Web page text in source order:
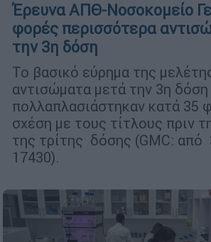
Έρευνα ΑΠΘ-Νοσοκομείο
φορές περισσότερα
την 3η δόση
Το βασικό εύρημα της
αντισώματα μετά την 3η δόση
πολλαπλασιάστηκαν κατά 35
σχέση με τους τίτλους πριν
της τρίτης δόσης (GMC: από
17430).